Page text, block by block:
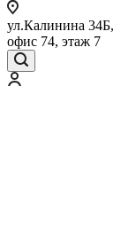
ул.Калинина 34Б,
офис 74, этаж 7